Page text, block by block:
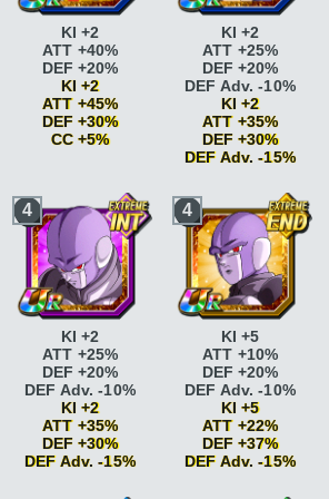
+15%
Combat acharné
+20%
Fonceur ATT +10%
DEF Adv. -10%
FonceurATT +15%
DEF Adv. -15%
Tournoi du
pouvoir
KI +3 ATT
+7% DEF +7%
Héros justicierATT
+25%
Héros justicierATT
+25% CC +5%
Dimension des
ATT +15%
Dimension des
dieuxATT +15% CC
+5%
Jugement
sereinDEF +20%
Jugement
sereinDEF +25%
époustouflanteKI
+2
Vitesse
époustouflante
+2 DEF +5%
Combat acharnéATT
+15%
Combat acharnéATT
+20%
Jugement
sereinDEF +20%
Jugement
sereinDEF +25%
Héros justicierATT
+25%
Héros justicierATT
KI +2
ATT +40%
DEF +20%
KI +2
ATT +45%
DEF +30%
CC +5%
époustouflanteKI
+2
Vitesse
époustouflante
+2 DEF +5%
Combat acharnéATT
+15%
Combat acharné
+20%
Fonceur ATT +10%
DEF Adv. -10%
FonceurATT +15%
DEF Adv. -15%
Jugement
sereinDEF +20%
KI +2
ATT +25%
DEF +20%
DEF Adv. -10%
KI +2
ATT +35%
DEF +30%
DEF Adv. -15%
4
KI +2
ATT +25%
DEF +20%
DEF Adv. -10%
KI +2
ATT +35%
DEF +30%
DEF Adv. -15%
4
KI +5
ATT +10%
DEF +20%
DEF Adv. -10%
KI +5
ATT +22%
DEF +37%
DEF Adv. -15%